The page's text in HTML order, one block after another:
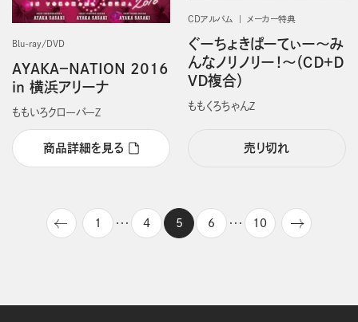
Blu-ray/DVD
AYAKA－NATION 2016
in 横浜アリーナ
ももいろクローバーＺ
商品詳細を見る
CDアルバム メーカー特典
ぐーちょきぱーてぃー～み
んなノリノリー！～（ＣＤ＋Ｄ
ＶＤ複合）
ももくろちゃんＺ
売り切れ
1 ・・・ 4 5 6 ・・・ 10